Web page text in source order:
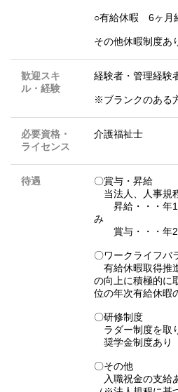
○有給休暇 6ヶ月
その他休暇制度あ
歓迎スキ
ル・経験
経験者・管理経
※ブランクのある
必要資格・
ライセンス
介護福祉士
待遇
〇賞与・昇給
当法人、人事規
昇給・・・年1
み
賞与・・・年2
〇ワークライフバ
有給休暇取得推
の向上に積極的に
位の年次有給休暇
〇研修制度
ラダー制度を取
奨学金制度あり
〇その他
入職祝金の支給